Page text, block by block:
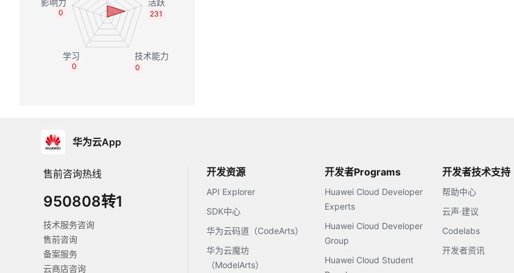
231
0
0
0
华为云App
售前咨询热线
950808转1
技术服务咨询
售前咨询
备案服务
云商店咨询
开发资源
API Explorer
SDK中心
华为云码道（CodeArts）
华为云魔坊
（ModelArts）
开发者Programs
Huawei Cloud Developer
Experts
Huawei Cloud Developer
Group
Huawei Cloud Student
开发者技术支持
帮助中心
云声·建议
Codelabs
开发者资讯